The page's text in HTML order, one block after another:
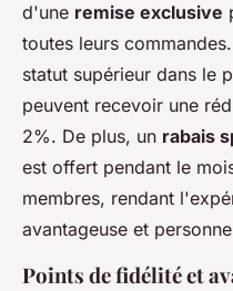
d'une remise exclusive
toutes leurs
statut supérieur dans le
peuvent recevoir une
2%. De plus, un rabais
est offert pendant le
membres, rendant
avantageuse et
Points de fidélité et